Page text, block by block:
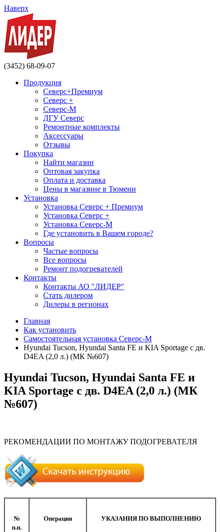
Наверх
(3452) 68-09-07
Продукция
Северс+Премиум
Северс +
Северс-М
ДГУ Северс
Ремонтные комплекты
Аксессуары
Отзывы
Покупка
Найти магазин
Оптовая закупка
Оплата и доставка
Цены в магазине в Тюмени
Установка
Установка Северс + Премиум
Установка Северс +
Установка Северс-М
Где установить в Вашем городе?
Вопросы
Частые вопросы
Все вопросы
Ремонт подогревателей
Контакты
Контакты АО "ЛИДЕР"
Стать дилером
Дилеры в регионах
Главная
Как установить
Самостоятельная установка Северс-М
Hyundai Tucson, Hyundai Santa FE и KIA Sportage с дв.
D4EA (2,0 л.) (МК №607)
Hyundai Tucson, Hyundai Santa FE и
KIA Sportage с дв. D4EA (2,0 л.) (МК
№607)
РЕКОМЕНДАЦИИ ПО МОНТАЖУ ПОДОГРЕВАТЕЛЯ
№
п.п.
Операция УКАЗАНИЯ ПО ВЫПОЛНЕНИЮ